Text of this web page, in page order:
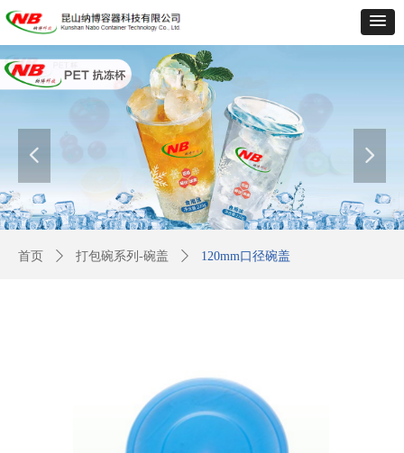
首页 ꄲ 打包碗系列-碗盖 ꄲ 120mm口径碗盖
넳 넲